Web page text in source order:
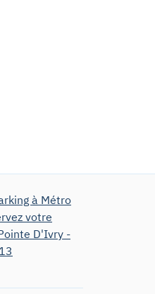
à Métro
votre
D'Ivry -